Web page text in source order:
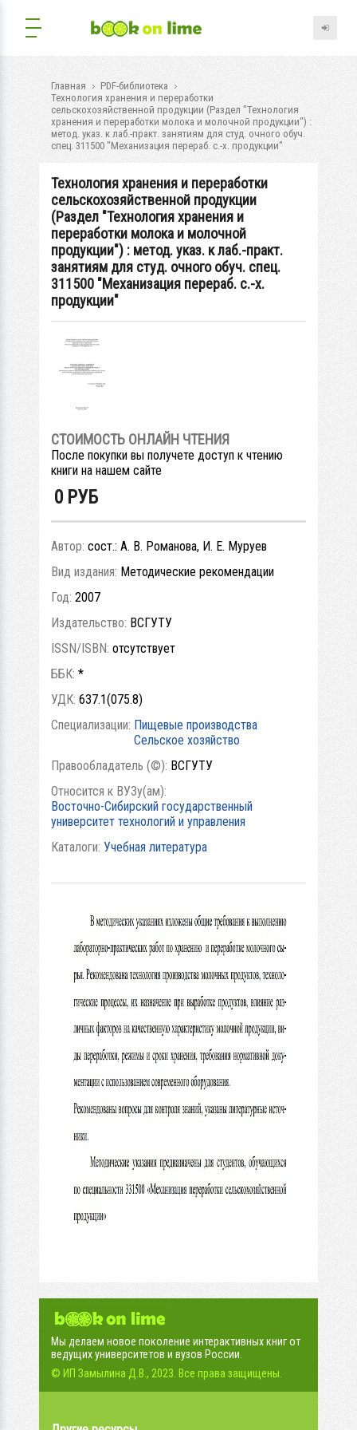
Главная
PDF-библиотека
Технология хранения и переработки
сельскохозяйственной продукции (Раздел "Технология
хранения и переработки молока и молочной продукции") :
метод. указ. к лаб.-практ. занятиям для студ. очного обуч.
спец. 311500 "Механизация перераб. с.-х. продукции"
Технология хранения и переработки
сельскохозяйственной продукции
(Раздел "Технология хранения и
переработки молока и молочной
продукции") : метод. указ. к лаб.-практ.
занятиям для студ. очного обуч. спец.
311500 "Механизация перераб. с.-х.
продукции"
СТОИМОСТЬ ОНЛАЙН ЧТЕНИЯ
После покупки вы получете доступ к чтению
книги на нашем сайте
0 РУБ
Автор: сост.: А. В. Романова, И. Е. Муруев
Вид издания: Методические рекомендации
Год: 2007
Издательство: ВСГУТУ
ISSN/ISBN: отсутствует
ББК: *
УДК: 637.1(075.8)
Специализации: Пищевые производства
Сельское хозяйство
Правообладатель (©): ВСГУТУ
Относится к ВУЗу(ам):
Восточно-Сибирский государственный
университет технологий и управления
Каталоги: Учебная литература
Мы делаем новое поколение интерактивных книг от
ведущих университетов и вузов России.
© ИП Замылина Д.В., 2023. Все права защищены.